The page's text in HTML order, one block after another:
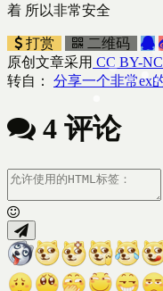
着 所以非常安全
打赏
二维码
原创文章采用 CC BY-
转自： 分享一个非常ex
4 评论